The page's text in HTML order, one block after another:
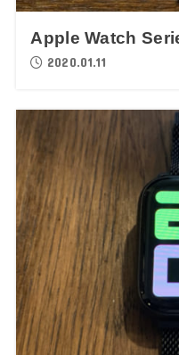
Apple Watch
2020.01.11